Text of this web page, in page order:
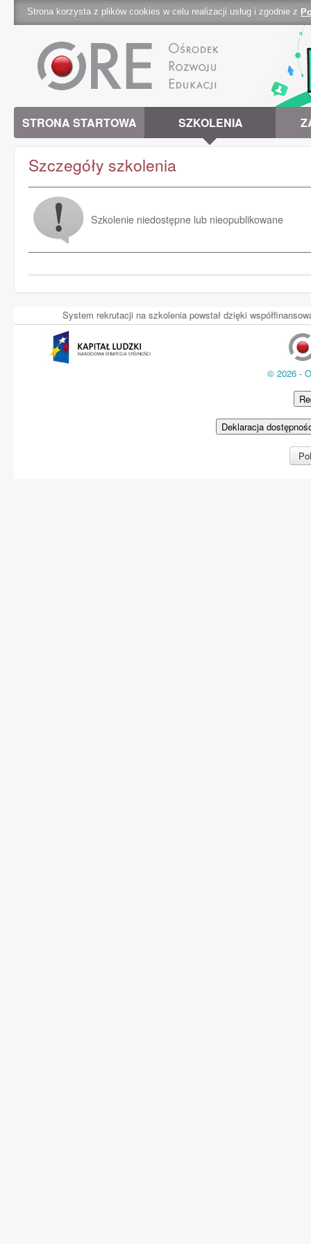
Strona korzysta z plików cookies w celu realizacji usług i zgodnie z
STRONA STARTOWA SZKOLENIA
Szczegóły szkolenia
Szkolenie niedostępne lub nieopublikowane
System rekrutacji na szkolenia powstał dzięki
© 2026 -
Deklaracja